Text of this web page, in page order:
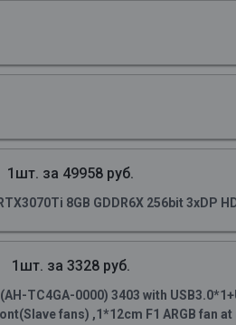
1шт. за 49958 руб.
8GB GDDR6X 256bit 3xDP
1шт. за 3328 руб.
TC4GA-0000) 3403 with
fans) ,1*12cm F1 ARGB fan